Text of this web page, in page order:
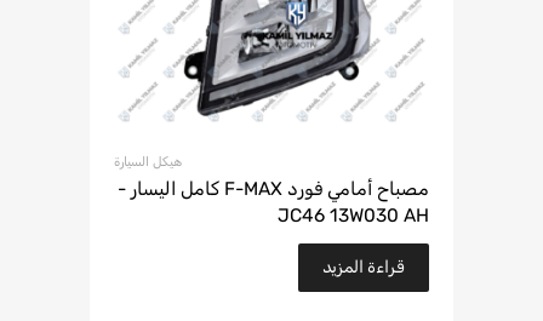
هيكل السيارة
مصباح أمامي فورد F-MAX كامل اليسار -
JC46 13W030 AH
قراءة المزيد